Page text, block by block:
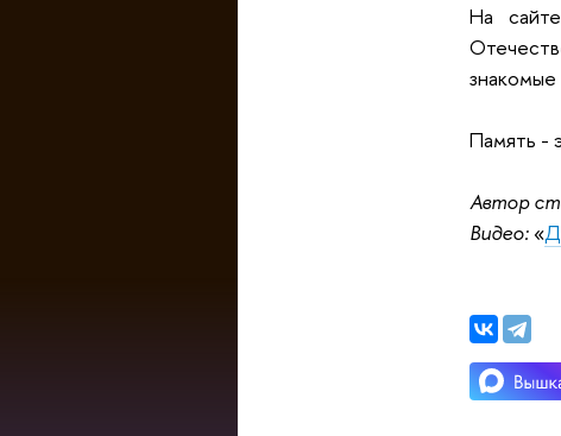
На
знакомые
Память -
Автор
Видео: «